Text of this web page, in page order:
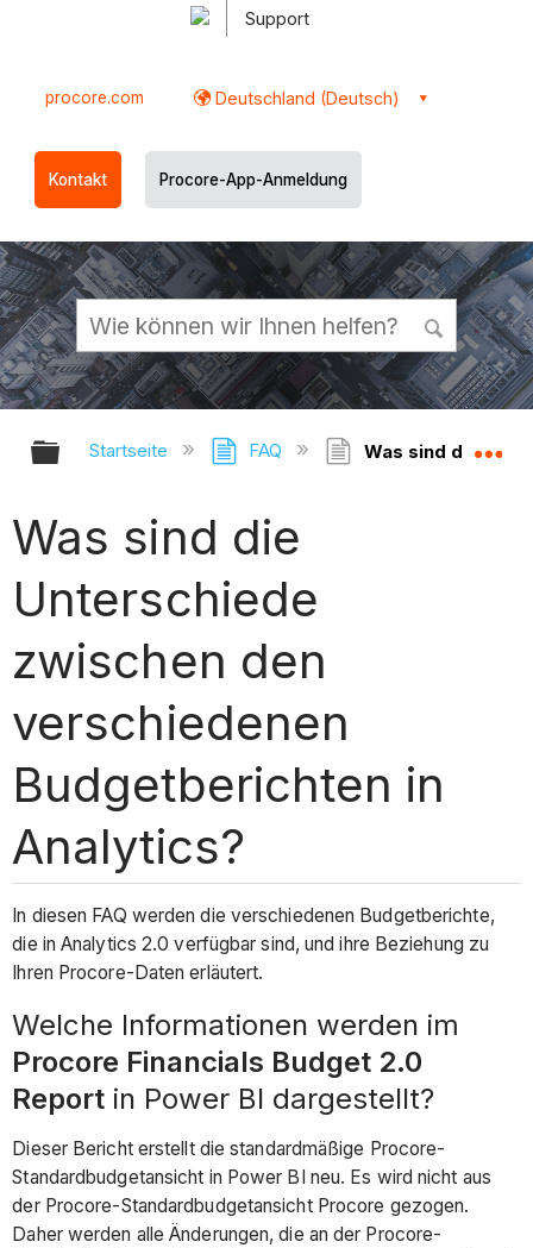
Support
procore.com Deutschland (Deutsch)
Kontakt Procore-App-Anmeldung
Globale Hierarchie auf- und
Startseite FAQ Was sind die
Was sind die
Unterschiede
zwischen den
verschiedenen
Budgetberichten in
Analytics?
In diesen FAQ werden die verschiedenen Budgetberichte,
die in Analytics 2.0 verfügbar sind, und ihre Beziehung zu
Ihren Procore-Daten erläutert.
Welche Informationen werden im
Procore Financials Budget 2.0
Report in Power BI dargestellt?
Dieser Bericht erstellt die standardmäßige Procore-
Standardbudgetansicht in Power BI neu. Es wird nicht aus
der Procore-Standardbudgetansicht Procore gezogen.
Daher werden alle Änderungen, die an der Procore-